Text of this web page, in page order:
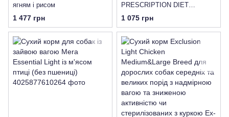
ягням і рисом
1 477 грн
PRESCRIPTION DIET
Metabolic Mini з куркою
1 075 грн